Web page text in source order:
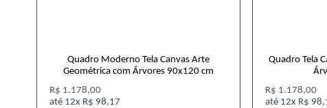
Quadro Moderno Tela Canvas Arte
Geométrica com Árvores 90x120 cm
R$ 1.178,00
12x R$ 98,17
Quadro Tela
R$ 1.178,00
12x R$